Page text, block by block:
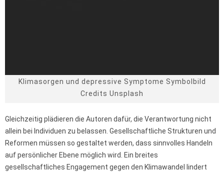
Klimasorgen und depressive Symptome Symbolbild
Credits Unsplash
Gleichzeitig plädieren die Autoren dafür, die Verantwortung nicht
allein bei Individuen zu belassen. Gesellschaftliche Strukturen und
Reformen müssen so gestaltet werden, dass sinnvolles Handeln
auf persönlicher Ebene möglich wird. Ein breites
gesellschaftliches Engagement gegen den Klimawandel lindert